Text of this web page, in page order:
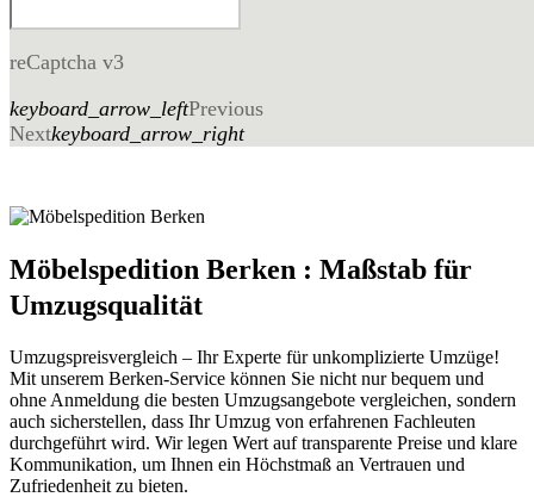
reCaptcha v3
keyboard_arrow_leftPrevious
Nextkeyboard_arrow_right
Möbelspedition Berken : Maßstab für
Umzugsqualität
Umzugspreisvergleich – Ihr Experte für unkomplizierte Umzüge!
Mit unserem Berken-Service können Sie nicht nur bequem und
ohne Anmeldung die besten Umzugsangebote vergleichen, sondern
auch sicherstellen, dass Ihr Umzug von erfahrenen Fachleuten
durchgeführt wird. Wir legen Wert auf transparente Preise und klare
Kommunikation, um Ihnen ein Höchstmaß an Vertrauen und
Zufriedenheit zu bieten.